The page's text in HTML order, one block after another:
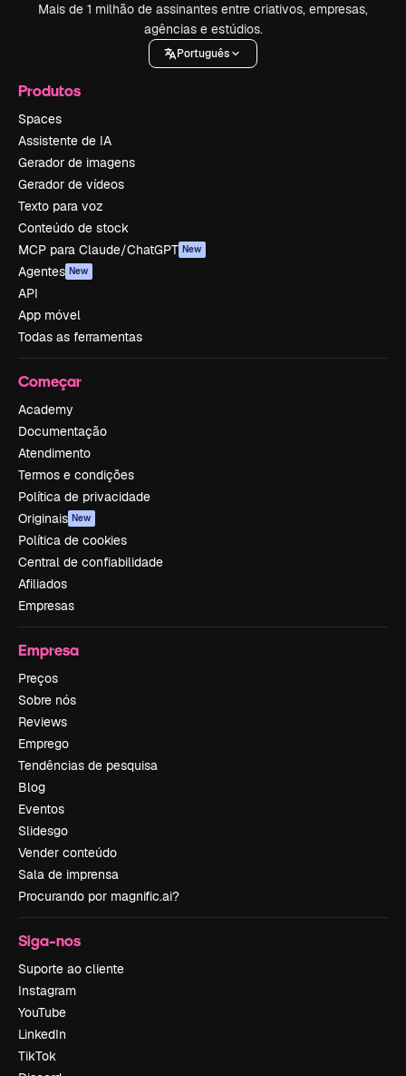
Mais de 1 milhão de assinantes entre criativos, empresas,
agências e estúdios.
Português
Produtos
Spaces
Assistente de IA
Gerador de imagens
Gerador de vídeos
Texto para voz
Conteúdo de stock
MCP para Claude/ChatGPT New
Agentes New
API
App móvel
Todas as ferramentas
Começar
Academy
Documentação
Atendimento
Termos e condições
Política de privacidade
Originais New
Política de cookies
Central de confiabilidade
Afiliados
Empresas
Empresa
Preços
Sobre nós
Reviews
Emprego
Tendências de pesquisa
Blog
Eventos
Slidesgo
Vender conteúdo
Sala de imprensa
Procurando por magnific.ai?
Siga-nos
Suporte ao cliente
Instagram
YouTube
LinkedIn
TikTok